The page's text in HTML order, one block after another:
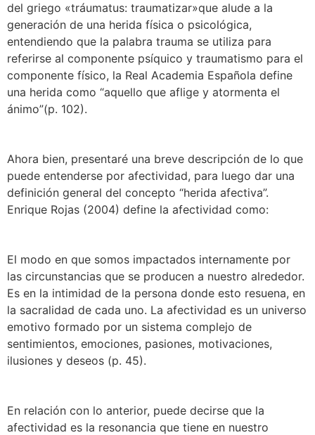
del griego «tráumatus: traumatizar»que alude a la
generación de una herida física o psicológica,
entendiendo que la palabra trauma se utiliza para
referirse al componente psíquico y traumatismo para el
componente físico, la Real Academia Española define
una herida como “aquello que aflige y atormenta el
ánimo”(p. 102).
Ahora bien, presentaré una breve descripción de lo que
puede entenderse por afectividad, para luego dar una
definición general del concepto “herida afectiva”.
Enrique Rojas (2004) define la afectividad como:
El modo en que somos impactados internamente por
las circunstancias que se producen a nuestro alrededor.
Es en la intimidad de la persona donde esto resuena, en
la sacralidad de cada uno. La afectividad es un universo
emotivo formado por un sistema complejo de
sentimientos, emociones, pasiones, motivaciones,
ilusiones y deseos (p. 45).
En relación con lo anterior, puede decirse que la
afectividad es la resonancia que tiene en nuestro